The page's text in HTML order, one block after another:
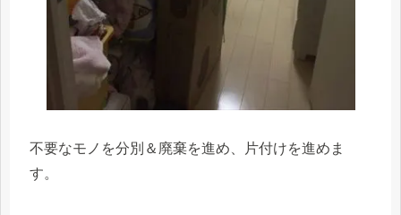
不要なモノを分別＆廃棄を進め、片付けを進めま
す。